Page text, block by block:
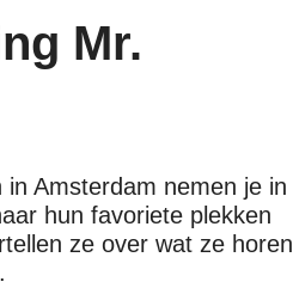
Mr.
Amsterdam nemen je in
hun favoriete plekken
ze over wat ze horen